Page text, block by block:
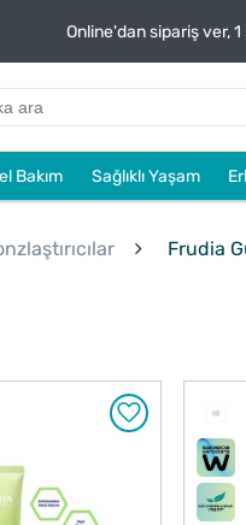
Online'dan sipariş ver,
Bakım Sağlıklı Yaşam
Frudia